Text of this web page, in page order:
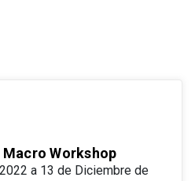
Workshop
a 13 de Diciembre de